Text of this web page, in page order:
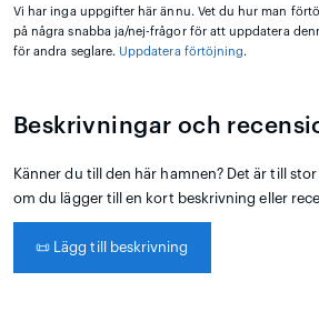
Vi har inga uppgifter här ännu. Vet du hur man
på några snabba ja/nej-frågor för att uppdatera
för andra seglare. Uppdatera förtöjning.
Beskrivningar och
Känner du till den här hamnen? Det är till
om du lägger till en kort beskrivning eller
📜 Lägg till beskrivning